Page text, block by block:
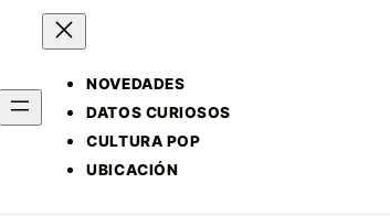
NOVEDADES
DATOS CURIOSOS
CULTURA POP
UBICACIÓN